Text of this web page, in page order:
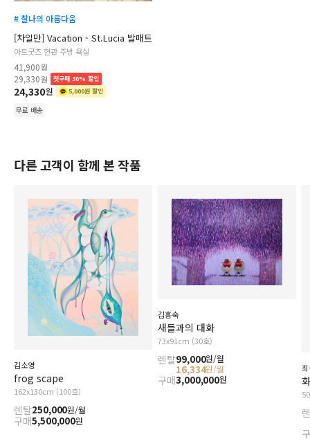
# 찰나의 아름다움
[차일만] Vacation - St.Lucia 발매트
아트굿즈 현관 주방 욕실
41,900원
29,330원 첫구매 30% 할인
24,330원 5,000원 할인
무료 배송
다른 고객이 함께 본 작품
김소영
frog scape
162x130cm (100호)
렌탈250,000원/월
구매5,500,000원
김흥숙
새들과의 대화
73x91cm (30호)
렌탈99,000원/월
16,334원/월
구매3,000,000원